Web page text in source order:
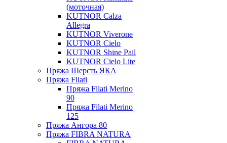
(моточная)
KUTNOR Calza
Allegra
KUTNOR Viverone
KUTNOR Cielo
KUTNOR Shine Pail
KUTNOR Cielo Lite
Пряжа Шерсть ЯКА
Пряжа Filati
Пряжа Filati Merino
90
Пряжа Filati Merino
125
Пряжа Ангора 80
Пряжа FIBRA NATURA